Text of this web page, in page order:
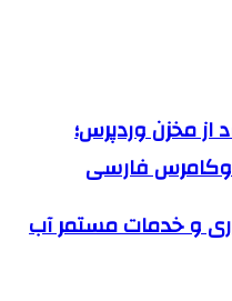
از مخزن وردپرس؛
فارسی
و خدمات مستمر آب